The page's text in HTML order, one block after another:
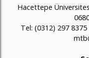
Hacettepe
Tel: (0312) 297